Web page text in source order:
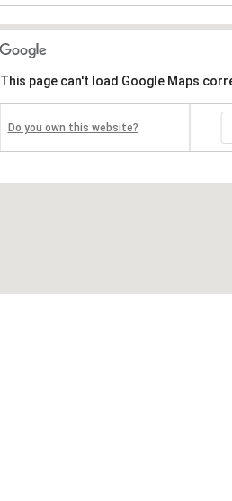
This page can't load Google Maps
Do you own this website?